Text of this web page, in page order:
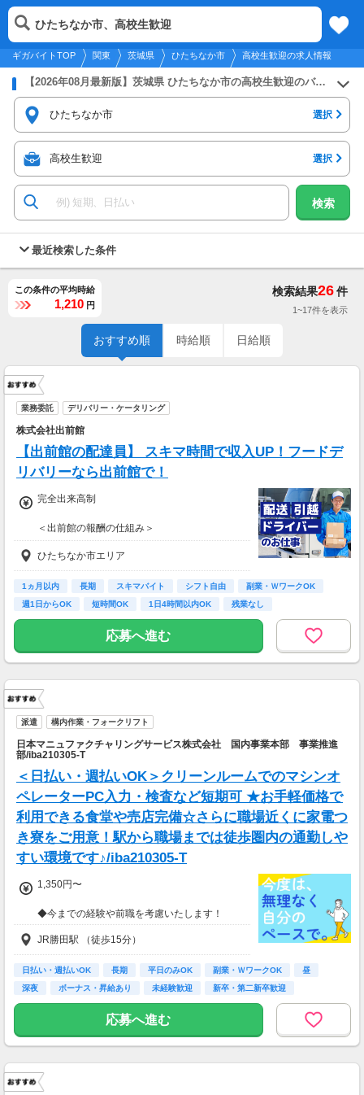
2026年8月10日更新
関東
メニュー
ギガバイトTOP 関東 茨城県 ひたちなか市 高校生歓迎の求人情報
ひたちなか市、高校生歓迎
【2026年08月最新版】茨城県 ひたちなか市の高校生歓迎のバイト・アルバイト・パートの求人募集情報
ひたちなか市 選択
高校生歓迎 選択
検索
最近検索した条件
この条件の平均時給
1,210 円
検索結果26件
1~17件を表示
おすすめ順 時給順 日給順
業務委託 デリバリー・ケータリング
株式会社出前館
【出前館の配達員】 スキマ時間で収入UP！フードデ
リバリーなら出前館で！
完全出来高制
＜出前館の報酬の仕組み＞
基本報酬 ＋ ブースト
※ブーストとは配達距離、曜日や時間帯、天候
などを考慮して上乗せされる報酬の名称です。
【報酬例】
■月報酬：約21,000円
■配達日数：7日
■使用車両：自転車、バイク
＜ガッツリ稼ぎたいあなたは・・・＞
■配達日数：24日
■使用車両：軽貨物
週末のみ・夜間のみでもOK！スキマ時間を活か
して配達が可能！
もちろんガッツリ働きたい方も大歓迎です♪
あなたのライフスタイルに合わせて配達できま
す！
くまで例であり、報酬を保証するものではあり
ません。
※報酬はエリア・時間・注文状況等により異な
ります。
ひたちなか市エリア
1ヵ月以内 長期 スキマバイト シフト自由
副業・ＷワークOK
週1日からOK
短時間OK 1日4時間以内OK 残業なし
応募へ進む
派遣 構内作業・フォークリフト
日本マニュファクチャリングサービス株式会社 国内事業本部 事業推進
部/iba210305-T
＜日払い・週払いOK＞クリーンルームでのマシンオ
ペレーターPC入力・検査など短期可 ★お手軽価格で
利用できる食堂や売店完備☆さらに職場近くに家電つ
き寮をご用意！駅から職場までは徒歩圏内の通勤しや
すい環境です♪/iba210305-T
1,350円〜
◆今までの経験や前職を考慮いたします！
JR勝田駅 （徒歩15分）
日払い・週払いOK 長期 平日のみOK 副業・ＷワークOK
昼
深夜
ボーナス・昇給あり 未経験歓迎 新卒・第二新卒歓迎
応募へ進む